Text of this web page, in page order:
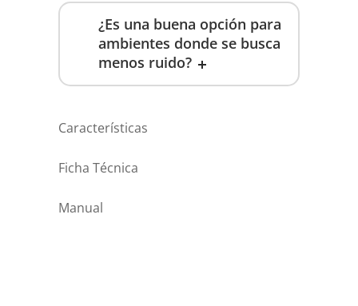
¿Es una buena opción para
ambientes donde se busca
menos ruido?
Características
Ficha Técnica
Manual